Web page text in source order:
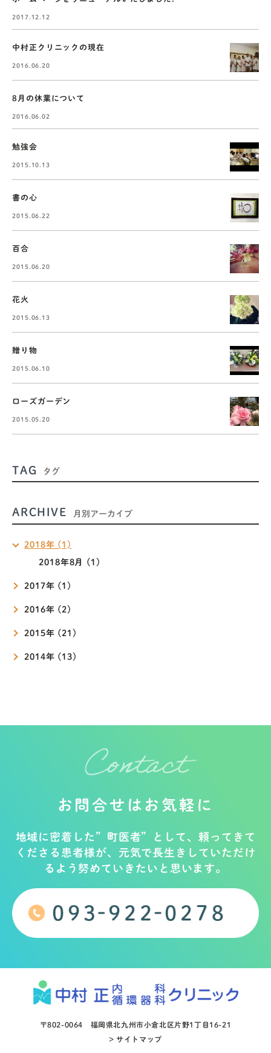
2017.12.12
中村正クリニックの現在
2016.06.20
8月の休業について
2016.06.02
勉強会
2015.10.13
書の心
2015.06.22
百合
2015.06.20
花火
2015.06.13
贈り物
2015.06.10
ローズガーデン
2015.05.20
TAG タグ
ARCHIVE 月別アーカイブ
2018年 (1)
2018年8月 (1)
2017年 (1)
2016年 (2)
2015年 (21)
2014年 (13)
Contact
お問合せはお気軽に
地域に密着した”町医者”として、頼ってきて
くださる患者様が、元気で長生きしていただけ
るよう努めていきたいと思います。
〒802-0064 福岡県北九州市小倉北区片野1丁目16-21
> サイトマップ